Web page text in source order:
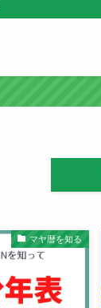
マヤ暦を知る